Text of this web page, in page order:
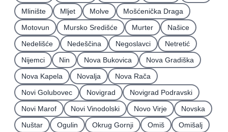
Mlinište
Mljet Molve
Mošćenička Draga
Motovun
Mursko Središće Murter
Našice
Nedelišće
Nedeščina Negoslavci
Netretić
Nijemci
Nin Nova Bukovica
Nova Gradiška
Nova Kapela
Novalja
Nova Rača
Novi Golubovec
Novigrad
Novigrad Podravski
Novi Marof
Novi Vinodolski Novo Virje
Novska
Nuštar
Ogulin Okrug Gornji Omiš
Omišalj